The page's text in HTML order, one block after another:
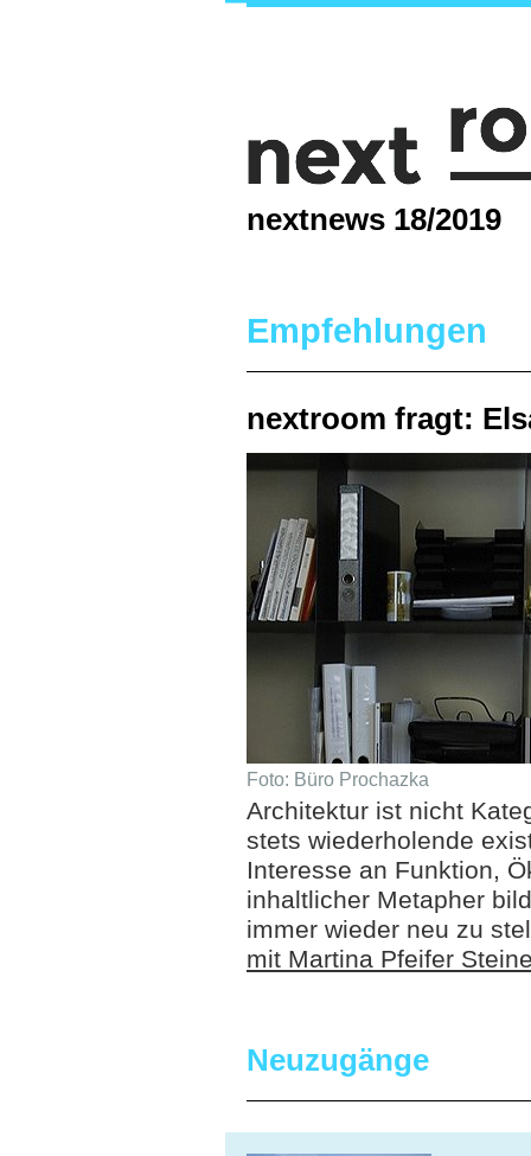
nextnews 18/2019
Empfehlungen
nextroom fragt:
Foto: Büro Prochazka
Architektur ist nicht
stets wiederholende
Interesse an Funktion,
inhaltlicher Metapher
immer wieder neu zu
mit Martina Pfeifer
Neuzugänge